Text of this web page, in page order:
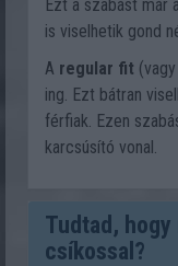
Ezt a szabást már
is viselhetik gond
A regular fit
ing. Ezt bátran
férfiak. Ezen
karcsúsító vonal.
Tudtad, hogy
csíkossal?